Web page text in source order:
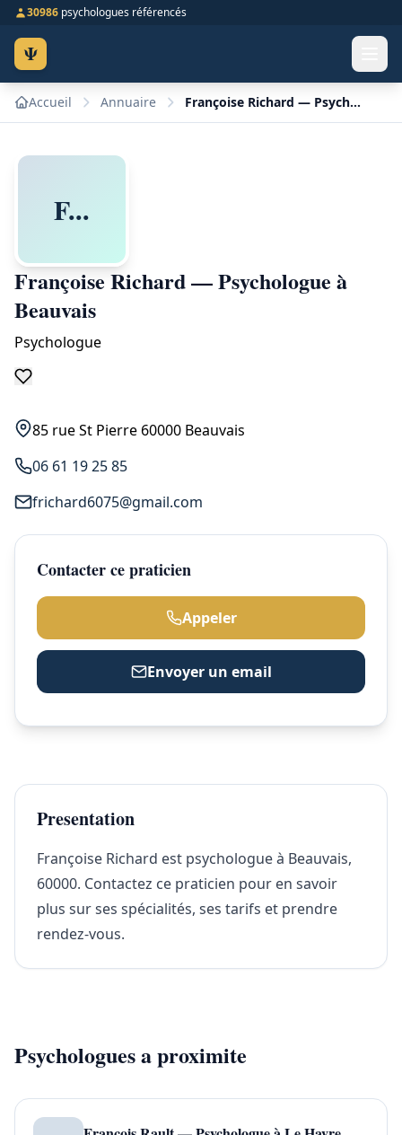
30986 psychologues référencés
Ψ
Accueil Annuaire Françoise Richard — Psychologue à Beauvais
F...
Françoise Richard — Psychologue à
Beauvais
Psychologue
85 rue St Pierre 60000 Beauvais
06 61 19 25 85
frichard6075@gmail.com
Contacter ce praticien
Appeler
Envoyer un email
Presentation
Françoise Richard est psychologue à Beauvais,
60000. Contactez ce praticien pour en savoir
plus sur ses spécialités, ses tarifs et prendre
rendez-vous.
Psychologues a proximite